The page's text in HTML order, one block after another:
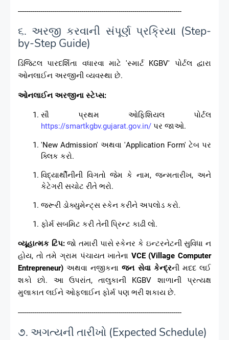
--------------------------------------------------------------------------------
૬. અરજી કરવાની સંપૂર્ણ પ્રક્રિયા (Step-
by-Step Guide)
ડિજિટલ પારદર્શિતા વધારવા માટે 'સ્માર્ટ KGBV' પોર્ટલ દ્વારા
ઓનલાઈન અરજીની વ્યવસ્થા છે.
ઓનલાઈન અરજીના સ્ટેપ્સ:
સૌ પ્રથમ ઓફિશિયલ પોર્ટલ
https://smartkgbv.gujarat.gov.in/ પર જાઓ.
'New Admission' અથવા 'Application Form' ટેબ પર
ક્લિક કરો.
વિદ્યાર્થીનીની વિગતો જેમ કે નામ, જન્મતારીખ, અને
કેટેગરી સચોટ રીતે ભરો.
જરૂરી ડોક્યુમેન્ટ્સ સ્કેન કરીને અપલોડ કરો.
ફોર્મ સબમિટ કરી તેની પ્રિન્ટ કાઢી લો.
વ્યૂહાત્મક ટિપ:જો તમારી પાસે સ્કેનર કે ઇન્ટરનેટની સુવિધા ન
હોય, તો તમે ગ્રામ પંચાયત ખાતેના VCE (Village Computer
Entrepreneur) અથવા નજીકનાજન સેવા કેન્દ્રની મદદ લઈ
શકો છો. આ ઉપરાંત, તાલુકાની KGBV શાળાની પ્રત્યક્ષ
મુલાકાત લઈને ઓફલાઈન ફોર્મ પણ ભરી શકાય છે.
--------------------------------------------------------------------------------
૭. અગત્યની તારીખો (Expected Schedule)